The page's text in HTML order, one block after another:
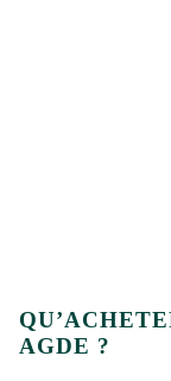
AGDE ?